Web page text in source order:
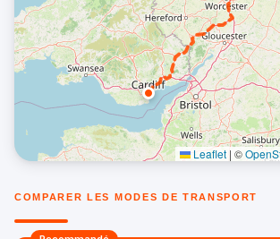
Leaflet | ©
COMPARER LES MODES DE TRANSPORT